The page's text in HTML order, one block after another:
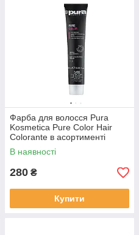
Фарба для волосся Pura
Kosmetica Pure Color Hair
Colorante в асортименті
В наявності
280 ₴
Купити